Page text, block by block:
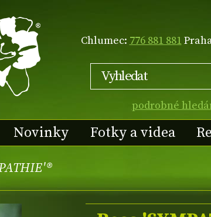
Chlumec: 776 881 881
podrobné
Novinky Fotky a videa